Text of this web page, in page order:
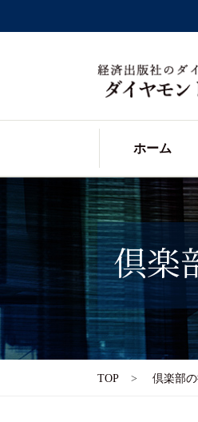
ホーム
倶楽
TOP 倶楽部